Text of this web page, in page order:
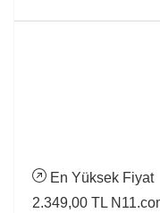
En Yüksek Fiyat
2.349,00 TL